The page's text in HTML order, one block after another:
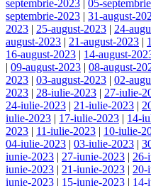
septembrie-2023 | 05-
septembrie-2023 | 31-august-
2023 | 25-august-2023 | 24-
august-2023 | 21-august-2023 |
16-august-2023 | 14-august-
| 09-august-2023 | 08-august-
2023 | 03-august-2023 | 02-
2023 | 28-iulie-2023 | 27-iulie-
24-iulie-2023 | 21-iulie-2023 |
iulie-2023 | 17-iulie-2023 | 14-
2023 | 11-iulie-2023 | 10-iulie-
04-iulie-2023 | 03-iulie-2023 |
iunie-2023 | 27-iunie-2023 | 26-
iunie-2023 | 21-iunie-2023 | 20-
iunie-2023 | 15-iunie-2023 | 14-